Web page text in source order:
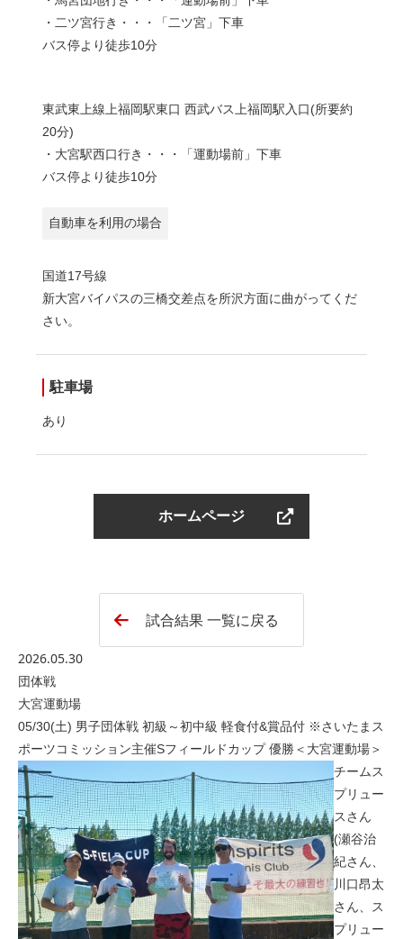
・二ツ宮行き・・・「二ツ宮」下車
バス停より徒歩10分
東武東上線上福岡駅東口 西武バス上福岡駅入口(所要約
20分)
・大宮駅西口行き・・・「運動場前」下車
バス停より徒歩10分
自動車を利用の場合
国道17号線
新大宮バイパスの三橋交差点を所沢方面に曲がってくだ
さい。
駐車場
あり
ホームページ
試合結果 一覧に戻る
2026.05.30
団体戦
大宮運動場
05/30(土) 男子団体戦 初級～初中級 軽食付&賞品付 ※さいたまス
ポーツコミッション主催Sフィールドカップ 優勝＜大宮運動場＞
チームス
プリュー
スさん
(瀬谷治
紀さん、
川口昂太
さん、ス
プリュー